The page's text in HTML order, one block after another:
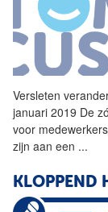
Versleten
januari 2019 De
voor
zijn aan een ...
KLOPPEND